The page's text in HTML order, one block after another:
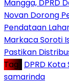
Mangga, DPRD
Novan Dorong
Pendataan
Markaca Soroti
Pastikan
Tag : DPRD
samarinda